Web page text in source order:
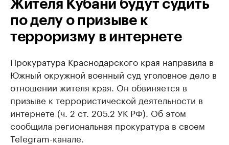
Жителя Кубани будут судить
по делу о призыве к
терроризму в интернете
Прокуратура Краснодарского края направила в
Южный окружной военный суд уголовное дело в
отношении жителя края. Он обвиняется в
призыве к террористической деятельности в
интернете (ч. 2 ст. 205.2 УК РФ). Об этом
сообщила региональная прокуратура в своем
Telegram-канале.